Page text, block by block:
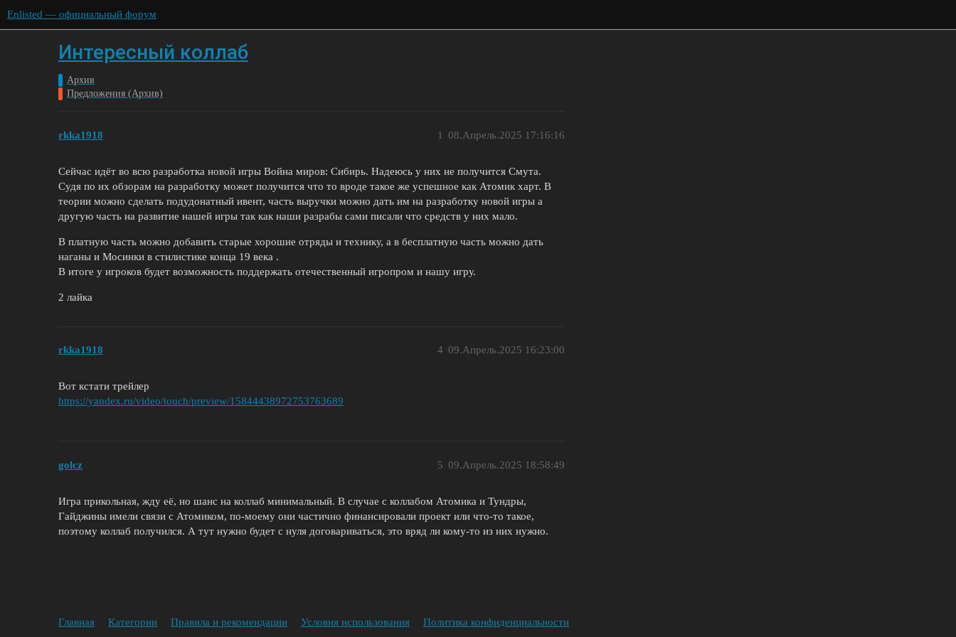
Enlisted — официальный форум
Интересный коллаб
Архив
Предложения (Архив)
rkka1918 08.Апрель.2025 17:16:16
1
Сейчас идёт во всю разработка новой игры Война миров: Сибирь. Надеюсь у них не получится Смута.
Судя по их обзорам на разработку может получится что то вроде такое же успешное как Атомик харт. В
теории можно сделать подудонатный ивент, часть выручки можно дать им на разработку новой игры а
другую часть на развитие нашей игры так как наши разрабы сами писали что средств у них мало.
В платную часть можно добавить старые хорошие отряды и технику, а в бесплатную часть можно дать
наганы и Мосинки в стилистике конца 19 века .
В итоге у игроков будет возможность поддержать отечественный игропром и нашу игру.
2 лайка
rkka1918 09.Апрель.2025 16:23:00
4
Вот кстати трейлер
https://yandex.ru/video/touch/preview/15844438972753763689
golcz 09.Апрель.2025 18:58:49
5
Игра прикольная, жду её, но шанс на коллаб минимальный. В случае с коллабом Атомика и Тундры,
Гайджины имели связи с Атомиком, по-моему они частично финансировали проект или что-то такое,
поэтому коллаб получился. А тут нужно будет с нуля договариваться, это вряд ли кому-то из них нужно.
Главная Категории Правила и рекомендации Условия использования Политика конфиденциальности